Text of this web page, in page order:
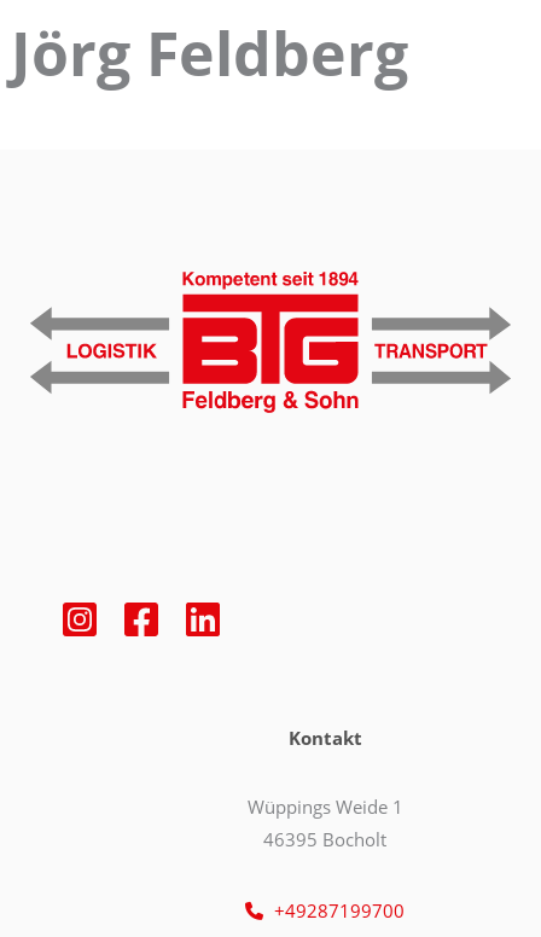
Jörg Feldberg
Kontakt
Wüppings Weide 1
46395 Bocholt
+49287199700